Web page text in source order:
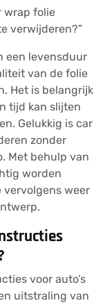
wrap folie
verwijderen?”
een levensduur
van de folie
Het is belangrijk
tijd kan slijten
Gelukkig is car
zonder
Met behulp van
worden
vervolgens weer
voor auto’s
uitstraling van